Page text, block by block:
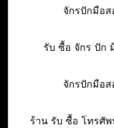
จักรปักมือส
รับ ซื้อ จักร ปัก
จักรปักมือส
ร้าน รับ ซื้อ โทรศั